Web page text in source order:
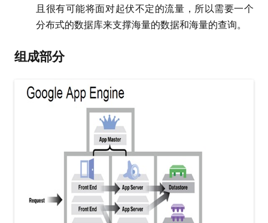
且很有可能将面对起伏不定的流量，所以需要一个
分布式的数据库来支撑海量的数据和海量的查询。
组成部分